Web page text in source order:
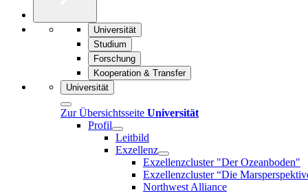
Universität
Studium
Forschung
Kooperation & Transfer
Universität
Zur Übersichtsseite Universität
Profil
Leitbild
Exzellenz
Exzellenzcluster "Der Ozeanboden"
Exzellenzcluster “Die
Northwest Alliance